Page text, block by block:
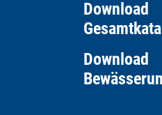
Download
Download